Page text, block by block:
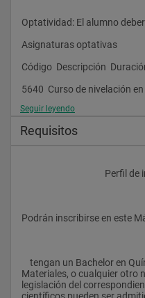
industria petroquímica o a
Tendrán igualmente el perfil
otros tipos de empresas
(finanzas, tecnologías de la
Optatividad: El alumno
Asignaturas optativas
Código  Descripción
5640  Curso de nivelación
5641  Curso de nivelación en
5642  Curso de nivelación
5649  Estados excitados
5651  Sólidos  CUATR. (2)  5
5653  Teoría del caos:
5
Seguir leyendo
Requisitos
Perfil
Podrán inscribirse en este
Materiales, o cualquier otro
legislación del